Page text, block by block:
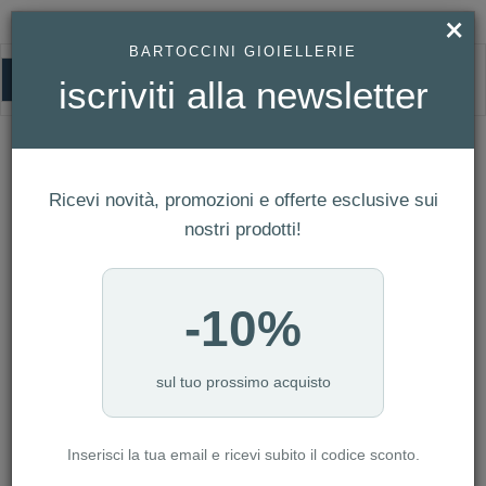
HOMEPAGE OROLOGIO BULOVA SNORKEL REF. 98B445
Orologio Bulova Snorkel Ref. 98B445
×
BARTOCCINI GIOIELLERIE
iscriviti alla newsletter
Ricevi novità, promozioni e offerte esclusive sui
nostri prodotti!
-10%
sul tuo prossimo acquisto
Inserisci la tua email e ricevi subito il codice sconto.